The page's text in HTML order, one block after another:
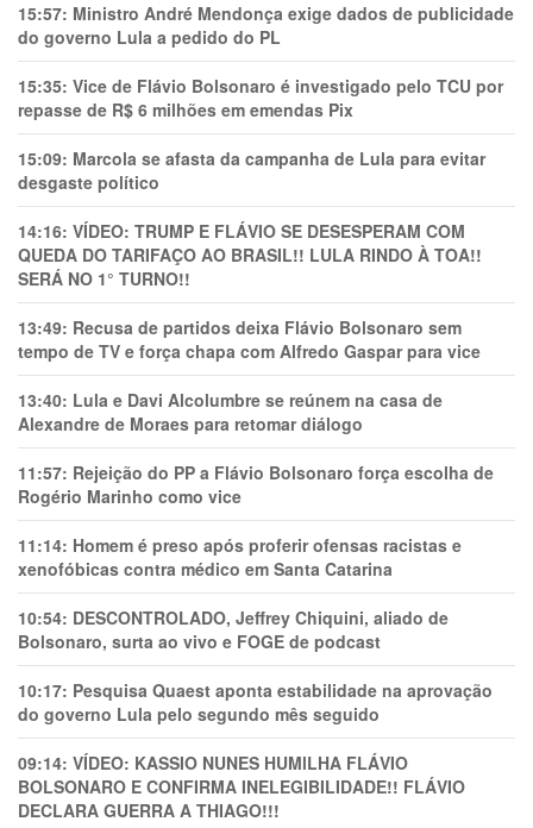
15:57: Ministro André Mendonça exige dados de publicidade
do governo Lula a pedido do PL
15:35: Vice de Flávio Bolsonaro é investigado pelo TCU por
repasse de R$ 6 milhões em emendas Pix
15:09: Marcola se afasta da campanha de Lula para evitar
desgaste político
14:16: VÍDEO: TRUMP E FLÁVIO SE DESESPERAM COM
QUEDA DO TARIFAÇO AO BRASIL!! LULA RINDO À TOA!!
SERÁ NO 1° TURNO!!
13:49: Recusa de partidos deixa Flávio Bolsonaro sem
tempo de TV e força chapa com Alfredo Gaspar para vice
13:40: Lula e Davi Alcolumbre se reúnem na casa de
Alexandre de Moraes para retomar diálogo
11:57: Rejeição do PP a Flávio Bolsonaro força escolha de
Rogério Marinho como vice
11:14: Homem é preso após proferir ofensas racistas e
xenofóbicas contra médico em Santa Catarina
10:54: DESCONTROLADO, Jeffrey Chiquini, aliado de
Bolsonaro, surta ao vivo e FOGE de podcast
10:17: Pesquisa Quaest aponta estabilidade na aprovação
do governo Lula pelo segundo mês seguido
09:14: VÍDEO: KASSIO NUNES HUMlLHA FLÁVIO
BOLSONARO E CONFIRMA INELEGIBILIDADE!! FLÁVIO
DECLARA GUERRA A THIAGO!!!